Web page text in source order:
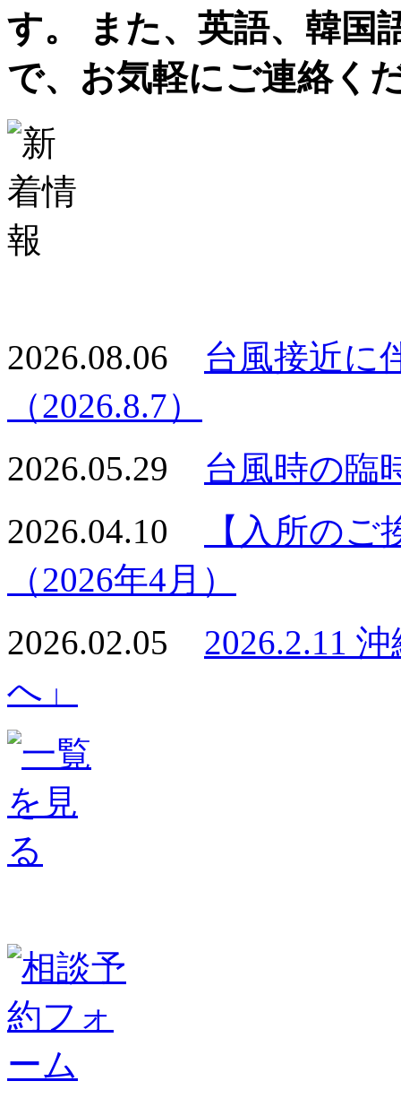
す。 また、英語、韓国
で、お気軽にご連絡く
2026.08.06
台風接近に
（2026.8.7）
2026.05.29
台風時の臨
2026.04.10
【入所の
（2026年4月）
2026.02.05
2026.2.11
へ」